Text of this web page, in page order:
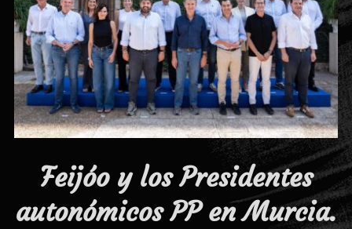
Feijóo y los Presidentes
autonómicos PP en Murcia.